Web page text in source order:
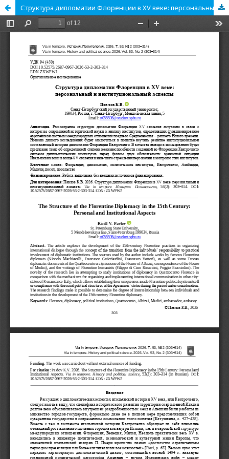
Структура дипломатии Флоренции в XV веке: персональный и институциональный аспекты